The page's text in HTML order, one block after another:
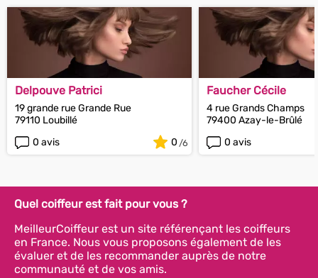
Delpouve Patrici
19 grande rue Grande Rue
79110 Loubillé
0 avis
0
Faucher Cécile
4 rue Grands Champs
79400 Azay-le-Brûlé
0 avis
Quel coiffeur est fait pour vous ?
MeilleurCoiffeur est un site référençant les coiffeurs
en France. Nous vous proposons également de les
évaluer et de les recommander auprès de notre
communauté et de vos amis.